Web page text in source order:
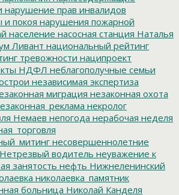
нарушение прав инвалидов
покоя нарушения пожарной
население насосная станция Наталья
Ливант национальный рейтинг
тревожности наципроект
НДФЛ неблагополучные семьи
независимая экспертиза
миграция незаконная охота
некролог
Немаев непогода нерабочая неделя
несовершеннолетние
Нетрезвый водитель неуважение к
занятость нефть Нижнеленинский
николаевка_памятник
больница Николай Канделя